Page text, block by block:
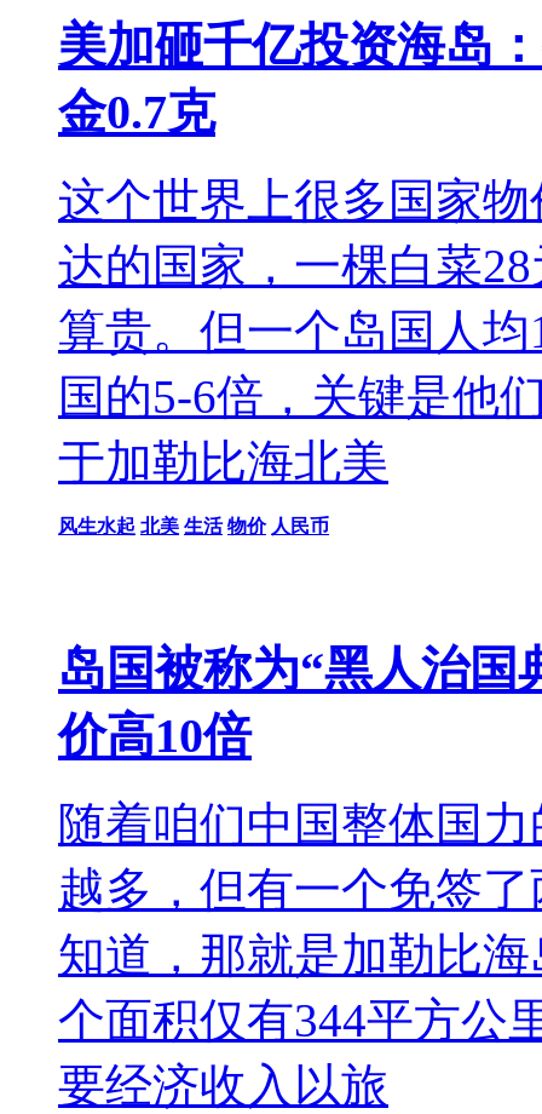
美加砸千亿投资海岛
金0.7克
这个世界上很多国家
达的国家，一棵白菜
算贵。但一个岛国人
国的5-6倍，关键是他
于加勒比海北美
风生水起 北美 生活 物价 人民币
岛国被称为“黑人治国
价高10倍
随着咱们中国整体国
越多，但有一个免签
知道，那就是加勒比
个面积仅有344平方公
要经济收入以旅